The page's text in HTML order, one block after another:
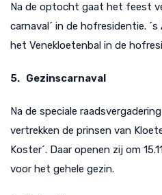
Na de optocht gaat het feest
carnaval´ in de hofresidentie.
het Venekloetenbal in de
5. Gezinscarnaval
Na de speciale
vertrekken de prinsen van
Koster´. Daar openen zij om
voor het gehele gezin.